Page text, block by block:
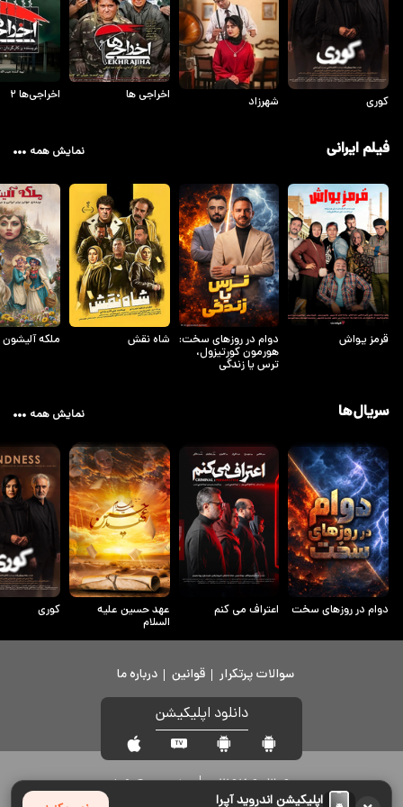
اپلیکیشن اندروید آپرا
کوری شهرزاد اخراجی ها اخراجی‌ها ۲
فیلم ایرانی نمایش همه
قرمز یواش دوام در روزهای سخت:
هورمون کورتیزول،
ترس یا زندگی
شاه نقش ملکه آلیشون
سریال‌ها نمایش همه
دوام در روزهای سخت اعتراف می کنم عهد حسین علیه
السلام
کوری
سوالات پرتکرار قوانین درباره ما
دانلود اپلیکیشن
info@upera.tv ۰۲۱۹۱۶۹۰۳۰۹